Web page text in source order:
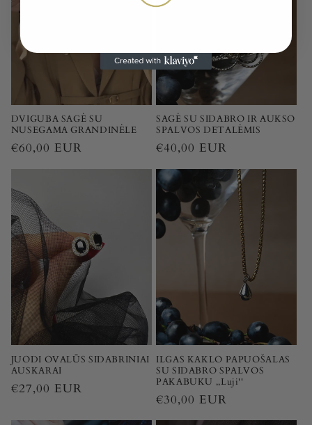
DVIGUBA SAGĖ SU
NUSEGAMA GRANDINĖLE
Įprasta
€60,00 EUR
SAGĖ SU SIDABRO IR AUKSO
SPALVOS DETALĖMIS
Įprasta
€40,00 EUR
JUODI OVALŪS SIDABRINIAI
AUSKARAI
Įprasta
€27,00 EUR
ILGAS KAKLO PAPUOŠALAS
SU SIDABRO SPALVOS
PAKABUKU ,,Luji''
Įprasta
kaina
€30,00 EUR